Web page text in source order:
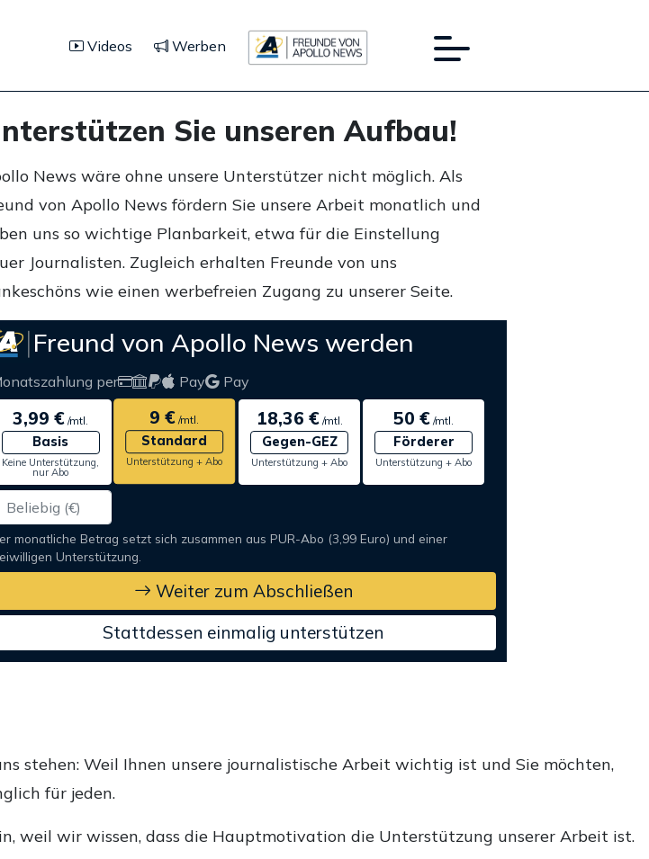
Videos Werben
Sie unseren Aufbau!
News wäre ohne unsere Unterstützer nicht möglich. Als
von Apollo News fördern Sie unsere Arbeit monatlich und
uns so wichtige Planbarkeit, etwa für die Einstellung
Journalisten. Zugleich erhalten Freunde von uns
wie einen werbefreien Zugang zu unserer Seite.
Freund von Apollo News werden
per Pay Pay
3,99 € /mtl.
Basis
Keine Unterstützung,
nur Abo
9 € /mtl.
Standard
Unterstützung + Abo
18,36 €/mtl.
Gegen-GEZ
Unterstützung + Abo
50 € /mtl.
Förderer
Unterstützung + Abo
monatliche Betrag setzt sich zusammen aus PUR-Abo (3,99 Euro) und einer
Unterstützung.
Weiter zum Abschließen
Stattdessen einmalig unterstützen
stehen: Weil Ihnen unsere journalistische Arbeit wichtig ist und Sie möchten,
für jeden.
weil wir wissen, dass die Hauptmotivation die Unterstützung unserer Arbeit ist.